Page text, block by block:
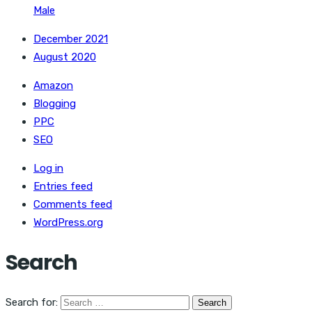
Male
December 2021
August 2020
Amazon
Blogging
PPC
SEO
Log in
Entries feed
Comments feed
WordPress.org
Search
Search for: